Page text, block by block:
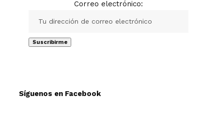
Correo electrónico:
Síguenos en Facebook